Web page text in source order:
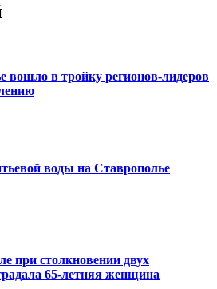
вошло в тройку регионов-лидеров
воды на Ставрополье
при столкновении двух
65-летняя женщина